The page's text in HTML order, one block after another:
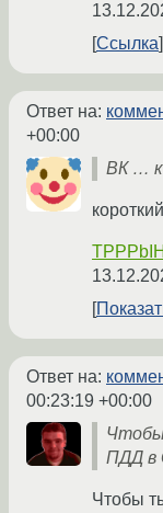
Ссылка
Ответ на:
+00:00
ВК …
Ответ на:
00:23:19 +00:00
ПДД в
Чтобы